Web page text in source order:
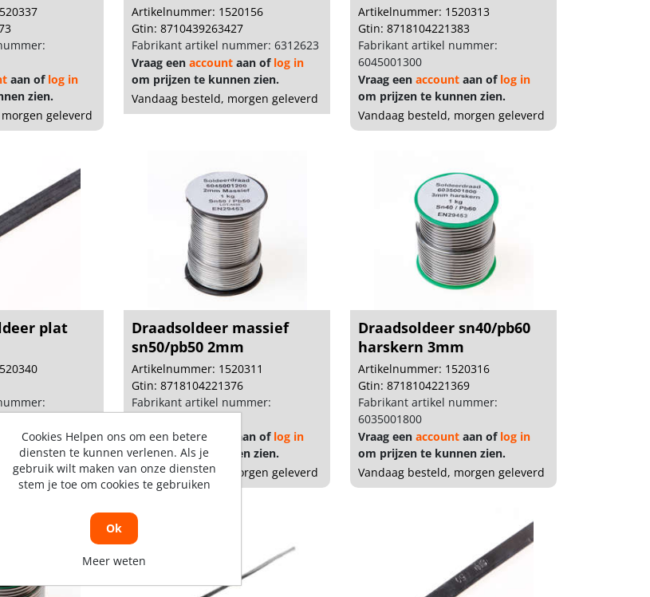
aan of log in
zien.
geleverd
Artikelnummer: 1520156
Gtin: 8710439263427
Fabrikant artikel nummer: 6312623
Vraag eenaccount aan of log in
om prijzen te kunnen zien.
Vandaag besteld, morgen geleverd
Artikelnummer: 1520313
Gtin: 8718104221383
Fabrikant artikel nummer:
6045001300
Vraag eenaccount aan of log in
om prijzen te kunnen zien.
Vandaag besteld, morgen geleverd
plat
aan oflog in
zien.
Draadsoldeer massief
sn50/pb50 2mm
Artikelnummer: 1520311
Gtin: 8718104221376
Fabrikant artikel nummer:
Vraag eenaccount aan of log in
om prijzen te kunnen zien.
Vandaag besteld, morgen geleverd
Draadsoldeer sn40/pb60
harskern 3mm
Artikelnummer: 1520316
Gtin: 8718104221369
Fabrikant artikel nummer:
6035001800
Vraag eenaccount aan of log in
om prijzen te kunnen zien.
Vandaag besteld, morgen geleverd
Cookies Helpen ons om een betere
diensten te kunnen verlenen. Als je
gebruik wilt maken van onze diensten
stem je toe om cookies te gebruiken
Ok
Meer weten